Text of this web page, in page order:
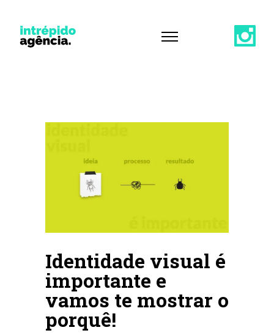
Identidade visual é
importante e
vamos te mostrar o
porquê!